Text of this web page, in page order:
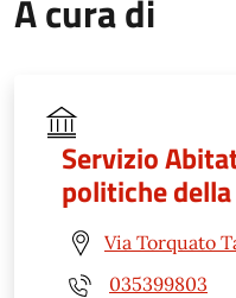
A cura di
Servizio
politiche della
Via Torquato
035399803